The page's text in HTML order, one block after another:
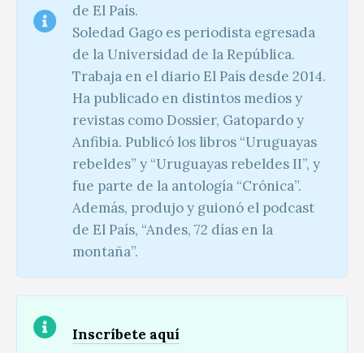
de El País.
Soledad Gago es periodista egresada
de la Universidad de la República.
Trabaja en el diario El País desde 2014.
Ha publicado en distintos medios y
revistas como Dossier, Gatopardo y
Anfibia. Publicó los libros “Uruguayas
rebeldes” y “Uruguayas rebeldes II”, y
fue parte de la antología “Crónica”.
Además, produjo y guionó el podcast
de El País, “Andes, 72 días en la
montaña”.
Inscríbete aquí